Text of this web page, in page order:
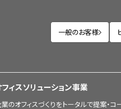
一般のお客様
フィスソリューション事業
のオフィスづくりをトータルで提案・コ